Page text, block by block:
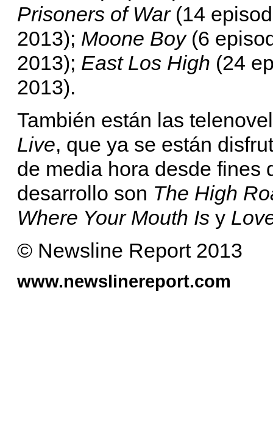
Prisoners of War(14
2013); Moone Boy(6
2013); East Los High (24
2013).
También están las
Live, que ya se están
de media hora desde fines
desarrollo son The High
Where Your Mouth Is y
© Newsline Report 2013
www.newslinereport.com